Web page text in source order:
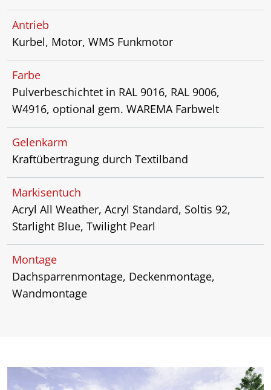
Antrieb
Kurbel, Motor, WMS Funkmotor
Farbe
Pulverbeschichtet in RAL 9016, RAL 9006,
W4916, optional gem. WAREMA Farbwelt
Gelenkarm
Kraftübertragung durch Textilband
Markisentuch
Acryl All Weather, Acryl Standard, Soltis 92,
Starlight Blue, Twilight Pearl
Montage
Dachsparrenmontage, Deckenmontage,
Wandmontage